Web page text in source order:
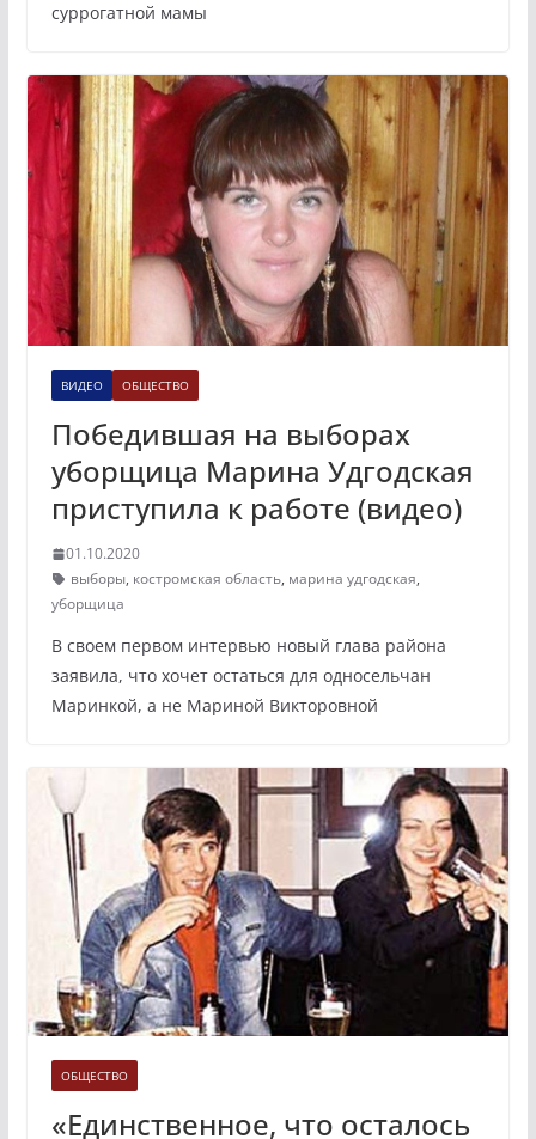
суррогатной мамы
ВИДЕО ОБЩЕСТВО
Победившая на выборах
уборщица Марина Удгодская
приступила к работе (видео)
01.10.2020
выборы, костромская область, марина удгодская,
уборщица
В своем первом интервью новый глава района
заявила, что хочет остаться для односельчан
Маринкой, а не Мариной Викторовной
ОБЩЕСТВО
«Единственное, что осталось